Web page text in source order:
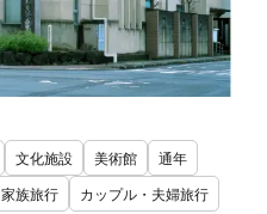
文化施設 美術館
通年
家族旅行
カップル・夫婦旅行